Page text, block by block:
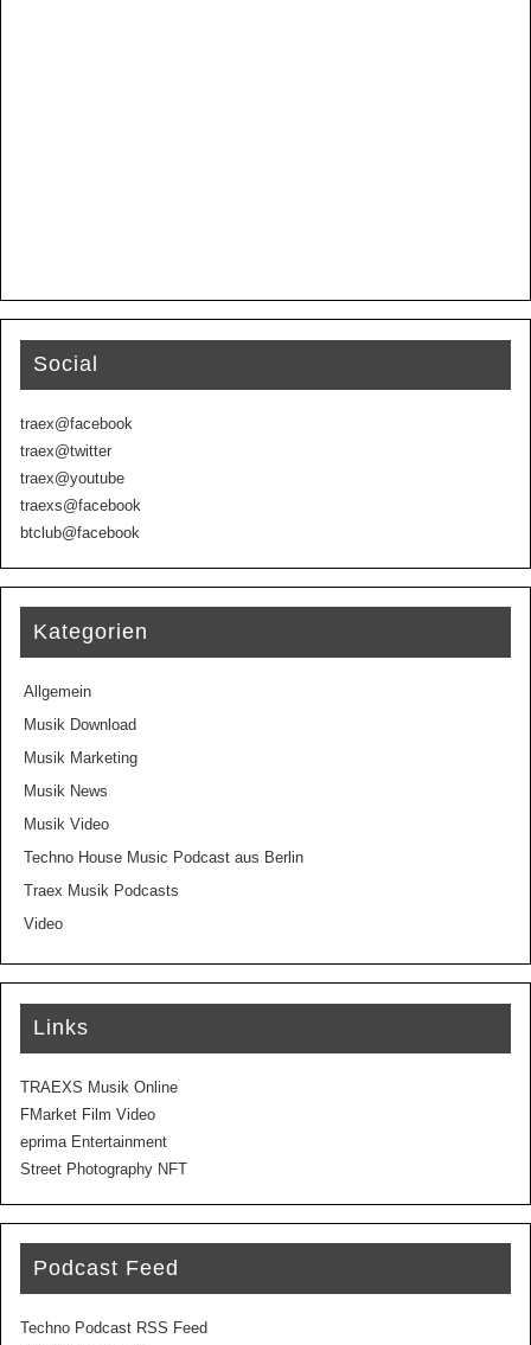
Social
traex@facebook
traex@twitter
traex@youtube
traexs@facebook
btclub@facebook
Kategorien
Allgemein
Musik Download
Musik Marketing
Musik News
Musik Video
Techno House Music Podcast aus Berlin
Traex Musik Podcasts
Video
Links
TRAEXS Musik Online
FMarket Film Video
eprima Entertainment
Street Photography NFT
Podcast Feed
Techno Podcast RSS Feed